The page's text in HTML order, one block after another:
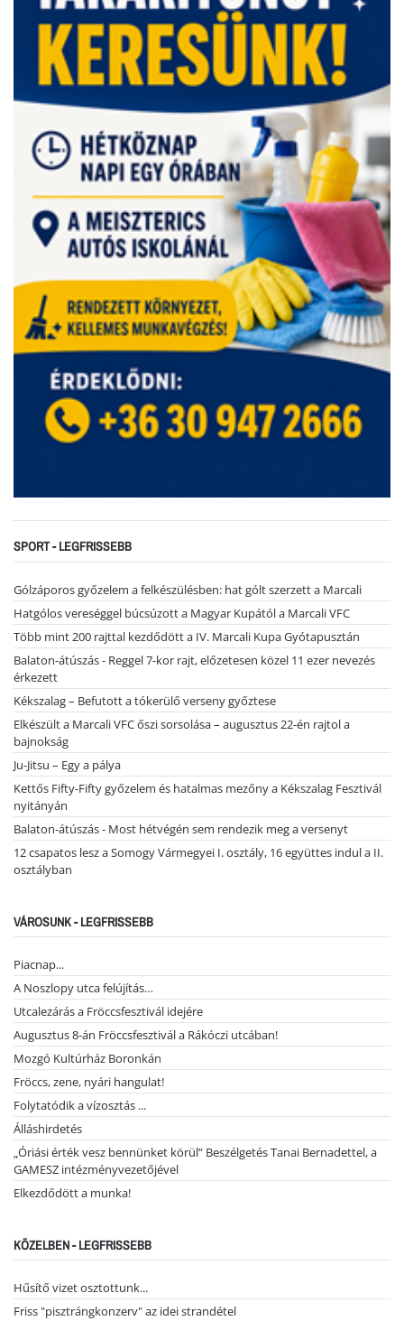
SPORT - LEGFRISSEBB
Gólzáporos győzelem a felkészülésben: hat gólt szerzett a Marcali
Hatgólos vereséggel búcsúzott a Magyar Kupától a Marcali VFC
Több mint 200 rajttal kezdődött a IV. Marcali Kupa Gyótapusztán
Balaton-átúszás - Reggel 7-kor rajt, előzetesen közel 11 ezer nevezés
érkezett
Kékszalag – Befutott a tókerülő verseny győztese
Elkészült a Marcali VFC őszi sorsolása – augusztus 22-én rajtol a
bajnokság
Ju-Jitsu – Egy a pálya
Kettős Fifty-Fifty győzelem és hatalmas mezőny a Kékszalag Fesztivál
nyitányán
Balaton-átúszás - Most hétvégén sem rendezik meg a versenyt
12 csapatos lesz a Somogy Vármegyei I. osztály, 16 együttes indul a II.
osztályban
VÁROSUNK - LEGFRISSEBB
Piacnap...
A Noszlopy utca felújítás…
Utcalezárás a Fröccsfesztivál idejére
Augusztus 8-án Fröccsfesztivál a Rákóczi utcában!
Mozgó Kultúrház Boronkán
Fröccs, zene, nyári hangulat!
Folytatódik a vízosztás ...
Álláshirdetés
„Óriási érték vesz bennünket körül” Beszélgetés Tanai Bernadettel, a
GAMESZ intézményvezetőjével
Elkezdődött a munka!
KÖZELBEN - LEGFRISSEBB
Hűsítő vizet osztottunk...
Friss "pisztrángkonzerv" az idei strandétel